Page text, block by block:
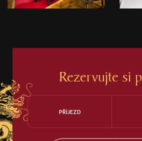
Rezervujte si
PŘÍJEZD